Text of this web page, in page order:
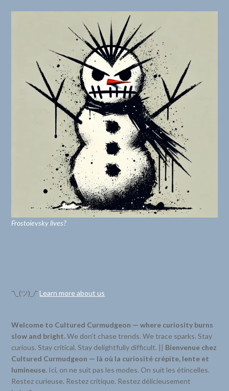
Frostoïevsky lives?
¯\_(ツ)_/¯Learn more about us
Welcome to Cultured Curmudgeon — where curiosity burns
slow and bright.We don’t chase trends. We trace sparks. Stay
curious. Stay critical. Stay delightfully difficult. || Bienvenue chez
Cultured Curmudgeon — là où la curiosité crépite, lente et
lumineuse. Ici, on ne suit pas les modes. On suit les étincelles.
Restez curieuse. Restez critique. Restez délicieusement